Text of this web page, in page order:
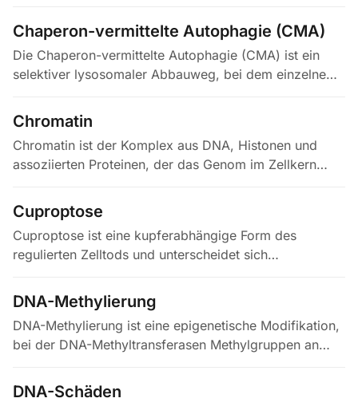
doppelsträngige DNA erkennt – ein Signal für…
Chaperon-vermittelte Autophagie (CMA)
Die Chaperon-vermittelte Autophagie (CMA) ist ein
selektiver lysosomaler Abbauweg, bei dem einzelne
Pentapeptidmotiv — einem…
Chromatin
Chromatin ist der Komplex aus DNA, Histonen und
assoziierten Proteinen, der das Genom im Zellkern
dicht gepacktes…
Cuproptose
Cuproptose ist eine kupferabhängige Form des
regulierten Zelltods und unterscheidet sich
und Pyroptose. Steigt das…
DNA-Methylierung
DNA-Methylierung ist eine epigenetische Modifikation,
bei der DNA-Methyltransferasen Methylgruppen an
Sie steuert…
DNA-Schäden